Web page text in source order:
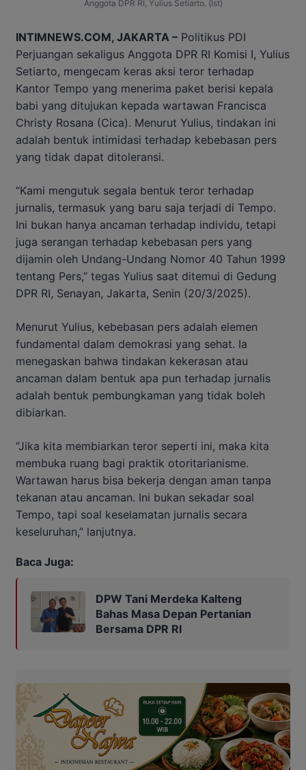
Anggota DPR RI, Yulius Setiarto. (Ist)
INTIMNEWS.COM, JAKARTA – Politikus PDI
Perjuangan sekaligus Anggota DPR RI Komisi I, Yulius
Setiarto, mengecam keras aksi teror terhadap
Kantor Tempo yang menerima paket berisi kepala
babi yang ditujukan kepada wartawan Francisca
Christy Rosana (Cica). Menurut Yulius, tindakan ini
adalah bentuk intimidasi terhadap kebebasan pers
yang tidak dapat ditoleransi.
“Kami mengutuk segala bentuk teror terhadap
jurnalis, termasuk yang baru saja terjadi di Tempo.
Ini bukan hanya ancaman terhadap individu, tetapi
juga serangan terhadap kebebasan pers yang
dijamin oleh Undang-Undang Nomor 40 Tahun 1999
tentang Pers,” tegas Yulius saat ditemui di Gedung
DPR RI, Senayan, Jakarta, Senin (20/3/2025).
Menurut Yulius, kebebasan pers adalah elemen
fundamental dalam demokrasi yang sehat. Ia
menegaskan bahwa tindakan kekerasan atau
ancaman dalam bentuk apa pun terhadap jurnalis
adalah bentuk pembungkaman yang tidak boleh
dibiarkan.
“Jika kita membiarkan teror seperti ini, maka kita
membuka ruang bagi praktik otoritarianisme.
Wartawan harus bisa bekerja dengan aman tanpa
tekanan atau ancaman. Ini bukan sekadar soal
Tempo, tapi soal keselamatan jurnalis secara
keseluruhan,” lanjutnya.
Baca Juga:
DPW Tani Merdeka Kalteng
Bahas Masa Depan Pertanian
Bersama DPR RI